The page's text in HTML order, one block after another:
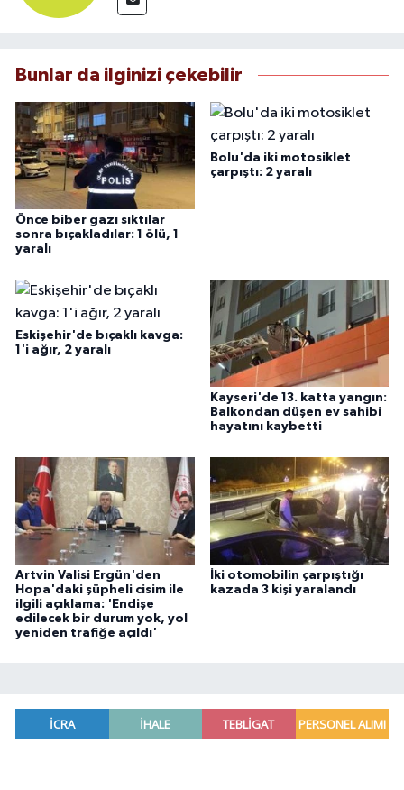
Bunlar da ilginizi çekebilir
Önce biber gazı sıktılar
sonra bıçakladılar: 1 ölü, 1
yaralı
Bolu'da iki motosiklet
çarpıştı: 2 yaralı
Eskişehir'de bıçaklı kavga:
1'i ağır, 2 yaralı
Kayseri'de 13. katta yangın:
Balkondan düşen ev sahibi
hayatını kaybetti
Artvin Valisi Ergün'den
Hopa'daki şüpheli cisim ile
ilgili açıklama: 'Endişe
edilecek bir durum yok, yol
yeniden trafiğe açıldı'
İki otomobilin çarpıştığı
kazada 3 kişi yaralandı